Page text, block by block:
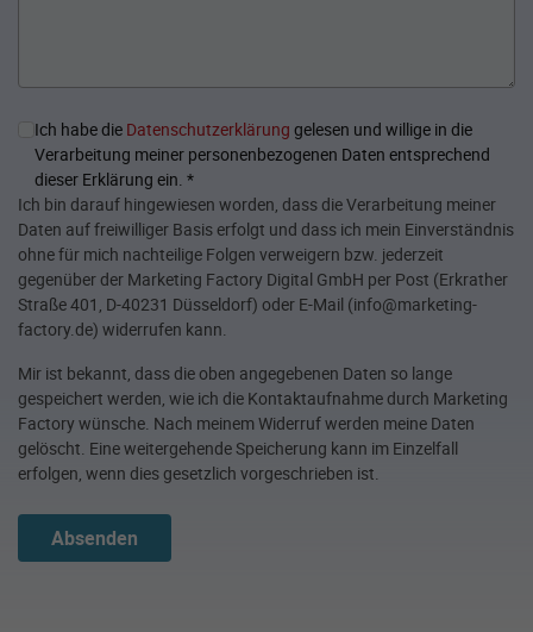
Ich habe die Datenschutzerklärung gelesen und willige in die
Verarbeitung meiner personenbezogenen Daten entsprechend
dieser Erklärung ein. *
Ich bin darauf hingewiesen worden, dass die Verarbeitung meiner
Daten auf freiwilliger Basis erfolgt und dass ich mein Einverständnis
ohne für mich nachteilige Folgen verweigern bzw. jederzeit
gegenüber der Marketing Factory Digital GmbH per Post (Erkrather
Straße 401, D-40231 Düsseldorf) oder E-Mail (info@marketing-
factory.de) widerrufen kann.
Mir ist bekannt, dass die oben angegebenen Daten so lange
gespeichert werden, wie ich die Kontaktaufnahme durch Marketing
Factory wünsche. Nach meinem Widerruf werden meine Daten
gelöscht. Eine weitergehende Speicherung kann im Einzelfall
erfolgen, wenn dies gesetzlich vorgeschrieben ist.
Absenden